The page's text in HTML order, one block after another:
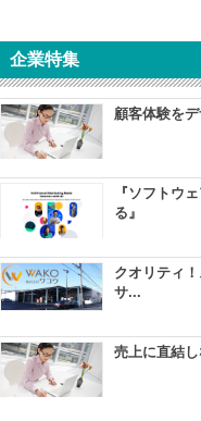
企業特集
顧客体験をデ
『ソフトウ
る』
クオリティ
サ...
売上に直結